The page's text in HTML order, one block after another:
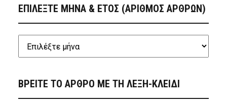
ΕΠΙΛΕΞΤΕ ΜΗΝΑ & ΕΤΟΣ (ΑΡΙΘΜΟΣ ΑΡΘΡΩΝ)
ΒΡΕΙΤΕ ΤΟ ΑΡΘΡΟ ΜΕ ΤΗ ΛΕΞΗ-ΚΛΕΙΔΙ